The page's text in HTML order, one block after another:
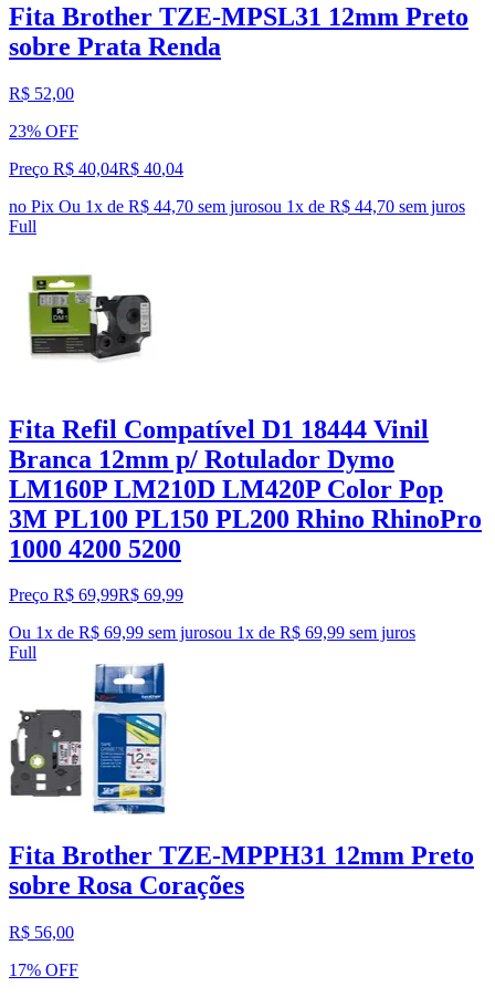
Fita Brother TZE-MPSL31 12mm Preto
sobre Prata Renda
R$ 52,00
23% OFF
Preço R$ 40,04R$ 40,04
no Pix Ou 1x de R$ 44,70 sem jurosou 1x de R$ 44,70 sem juros
Full
Fita Refil Compatível D1 18444 Vinil
Branca 12mm p/ Rotulador Dymo
LM160P LM210D LM420P Color Pop
3M PL100 PL150 PL200 Rhino RhinoPro
1000 4200 5200
Preço R$ 69,99R$ 69,99
Ou 1x de R$ 69,99 sem jurosou 1x de R$ 69,99 sem juros
Full
Fita Brother TZE-MPPH31 12mm Preto
sobre Rosa Corações
R$ 56,00
17% OFF